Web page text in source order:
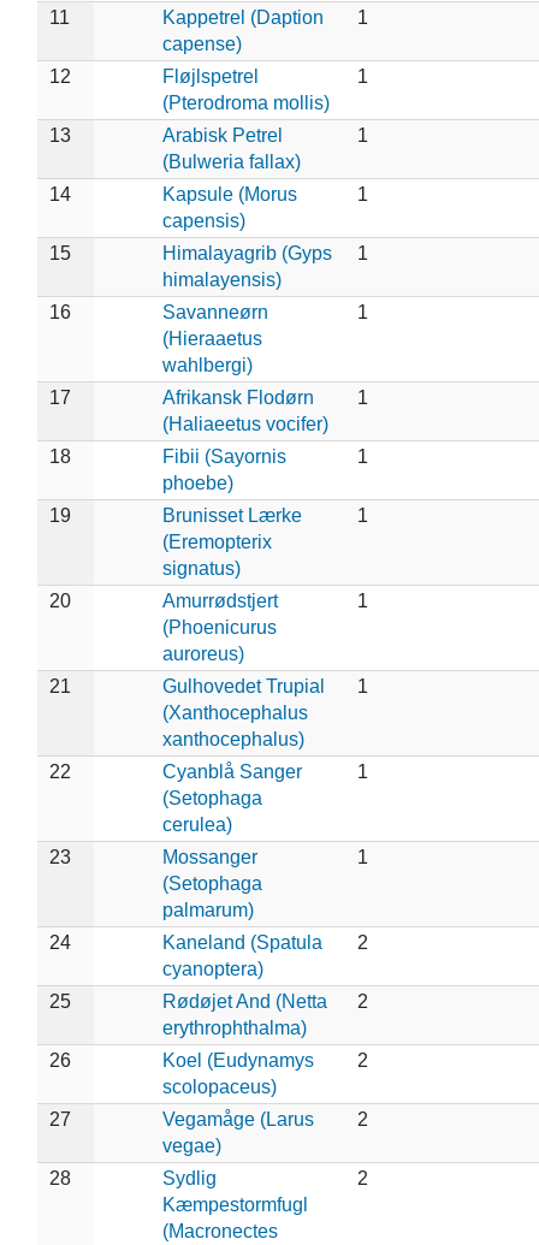
11
Kappetrel (Daption
capense)
1
12
Fløjlspetrel
(Pterodroma mollis)
1
13
Arabisk Petrel
(Bulweria fallax)
1
14
Kapsule (Morus
capensis)
1
15
Himalayagrib (Gyps
himalayensis)
1
16
Savanneørn
(Hieraaetus
wahlbergi)
1
17
Afrikansk Flodørn
(Haliaeetus vocifer)
1
18
Fibii (Sayornis
phoebe)
1
19
Brunisset Lærke
(Eremopterix
signatus)
1
20
Amurrødstjert
(Phoenicurus
auroreus)
1
21
Gulhovedet Trupial
(Xanthocephalus
xanthocephalus)
1
22
Cyanblå Sanger
(Setophaga
cerulea)
1
23
Mossanger
(Setophaga
palmarum)
1
24
Kaneland (Spatula
cyanoptera)
2
25
Rødøjet And (Netta
erythrophthalma)
2
26
Koel (Eudynamys
scolopaceus)
2
27
Vegamåge (Larus
vegae)
2
28
Sydlig
Kæmpestormfugl
(Macronectes
2